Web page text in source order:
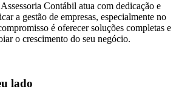
Contábil atua com dedicação e
a gestão de empresas, especialmente no
é oferecer soluções completas e
o crescimento do seu negócio.
lado